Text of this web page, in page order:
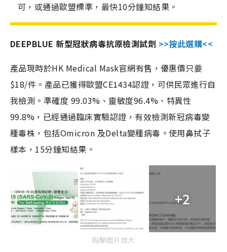
可，或通過歐盟標準，最快10分鐘知結果。
DEEPBLUE 新型冠狀病毒抗原檢測試劑 >>按此選購<<
產品現時於HK Medical Mask官網有售，優惠價只要
$18/件。產品已獲得歐盟CE1434認證，可供民眾進行自
我檢測。準確度 99.03%、靈敏度96.4%、特異性
99.8%，已經通過臨床實驗認證，有效檢測新冠病毒變
種毒株，包括Omicron 及Delta變種病毒。使用鼻拭子
樣本，15分鐘知結果。
+2
點擊圖片放大